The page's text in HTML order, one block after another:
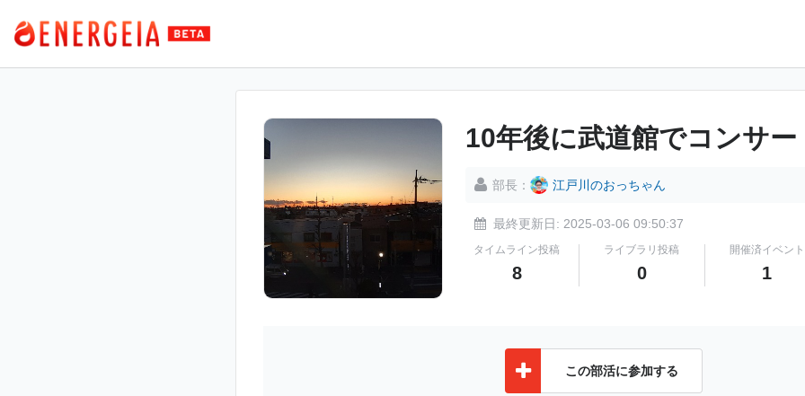
10年後に武道館でコンサ
部長： 江戸川のおっちゃん
最終更新日: 2025-03-06 09:50:37
タイムライン投稿
8
ライブラリ投稿
0
開催済イベント
1
この部活に参加する